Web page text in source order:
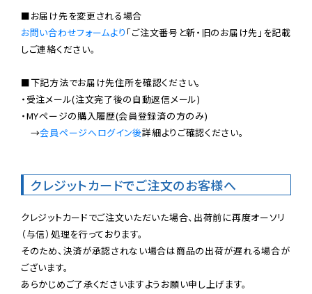
お問い合わせフォームより 「ご注文番号と新・旧のお届け先」を記載
しご連絡ください。
■下記方法でお届け先住所を確認ください。
・受注メール(注文完了後の自動返信メール)
・MYページの購入履歴(会員登録済の方のみ)
→会員ページへログイン後詳細よりご確認ください。
クレジットカードでご注文のお客様へ
クレジットカードでご注文いただいた場合、出荷前に再度オーソリ
（与信）処理を行っております。
そのため、決済が承認されない場合は商品の出荷が遅れる場合が
ございます。
あらかじめご了承くださいますようお願い申し上げます。